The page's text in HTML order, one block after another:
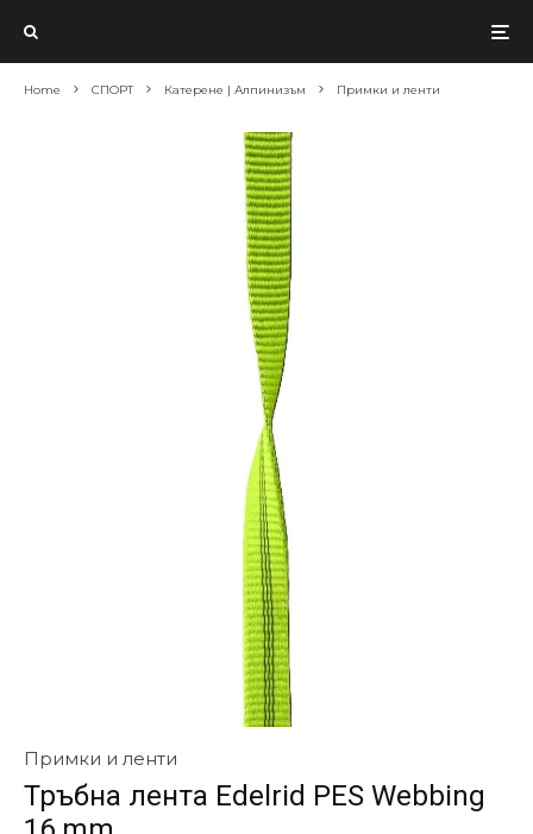
Home СПОРТ Катерене | Алпинизъм Примки и ленти
Примки и ленти
Тръбна лента Edelrid PES Webbing